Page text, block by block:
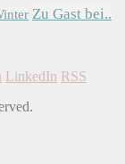
Zu Gast bei..
LinkedIn RSS